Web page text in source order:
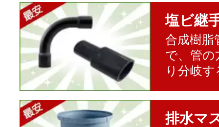
塩ビ継
合成樹脂
で、管の
り分岐
排水マ